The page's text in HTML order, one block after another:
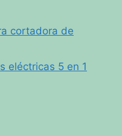
cortadora de
eléctricas 5 en 1